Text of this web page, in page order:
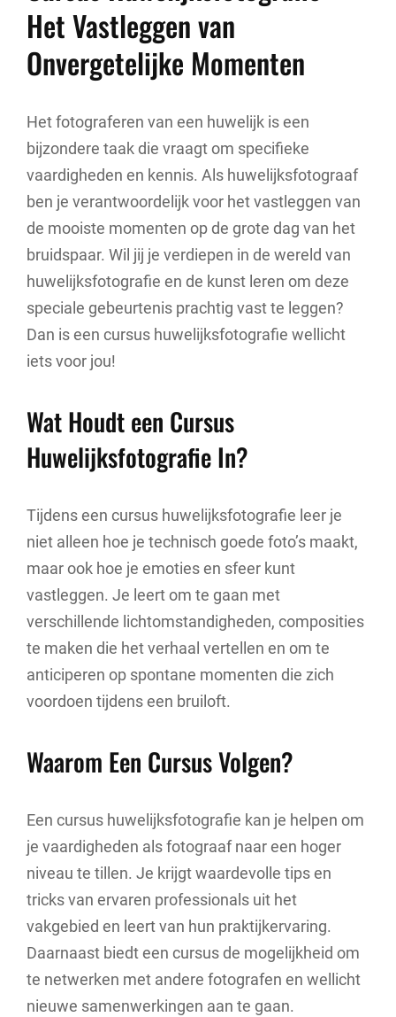
Het Vastleggen van
Onvergetelijke Momenten
Het fotograferen van een huwelijk is een
bijzondere taak die vraagt om specifieke
vaardigheden en kennis. Als huwelijksfotograaf
ben je verantwoordelijk voor het vastleggen van
de mooiste momenten op de grote dag van het
bruidspaar. Wil jij je verdiepen in de wereld van
huwelijksfotografie en de kunst leren om deze
speciale gebeurtenis prachtig vast te leggen?
Dan is een cursus huwelijksfotografie wellicht
iets voor jou!
Wat Houdt een Cursus
Huwelijksfotografie In?
Tijdens een cursus huwelijksfotografie leer je
niet alleen hoe je technisch goede foto’s maakt,
maar ook hoe je emoties en sfeer kunt
vastleggen. Je leert om te gaan met
verschillende lichtomstandigheden, composities
te maken die het verhaal vertellen en om te
anticiperen op spontane momenten die zich
voordoen tijdens een bruiloft.
Waarom Een Cursus Volgen?
Een cursus huwelijksfotografie kan je helpen om
je vaardigheden als fotograaf naar een hoger
niveau te tillen. Je krijgt waardevolle tips en
tricks van ervaren professionals uit het
vakgebied en leert van hun praktijkervaring.
Daarnaast biedt een cursus de mogelijkheid om
te netwerken met andere fotografen en wellicht
nieuwe samenwerkingen aan te gaan.